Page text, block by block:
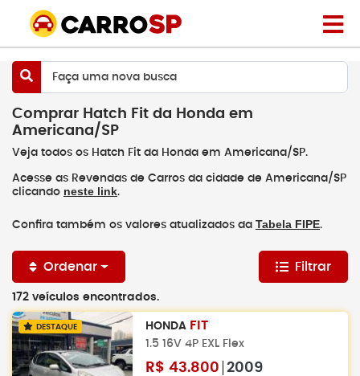
Faça uma nova busca
Comprar Hatch Fit da Honda em
Americana/SP
Veja todos os Hatch Fit da Honda em Americana/SP.
Acesse as Revendas de Carros da cidade de Americana/SP
clicando neste link.
Confira também os valores atualizados da Tabela FIPE.
Ordenar Filtrar
172 veículos encontrados.
DESTAQUE HONDA FIT
1.5 16V 4P EXL Flex
R$ 43.800 2009